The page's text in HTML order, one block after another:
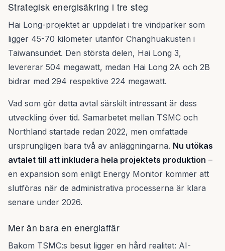
Strategisk energisäkring i tre steg
Hai Long-projektet är uppdelat i tre vindparker som
ligger 45-70 kilometer utanför Changhuakusten i
Taiwansundet. Den största delen, Hai Long 3,
levererar 504 megawatt, medan Hai Long 2A och 2B
bidrar med 294 respektive 224 megawatt.
Vad som gör detta avtal särskilt intressant är dess
utveckling över tid. Samarbetet mellan TSMC och
Northland startade redan 2022, men omfattade
ursprungligen bara två av anläggningarna. Nu utökas
avtalet till att inkludera hela projektets produktion –
en expansion som enligt Energy Monitor kommer att
slutföras när de administrativa processerna är klara
senare under 2026.
Mer än bara en energiaffär
Bakom TSMC:s besut ligger en hård realitet: AI-